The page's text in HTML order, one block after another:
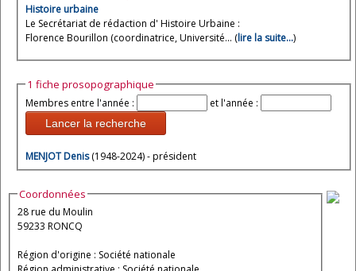
Histoire urbaine
Le Secrétariat de rédaction d' Histoire Urbaine :
Florence Bourillon (coordinatrice, Université... (lire la suite…)
1 fiche prosopographique
Membres entre l'année : et l'année :
Lancer la recherche
MENJOT Denis(1948-2024) - président
Coordonnées
28 rue du Moulin
59233 RONCQ
Région d'origine : Société nationale